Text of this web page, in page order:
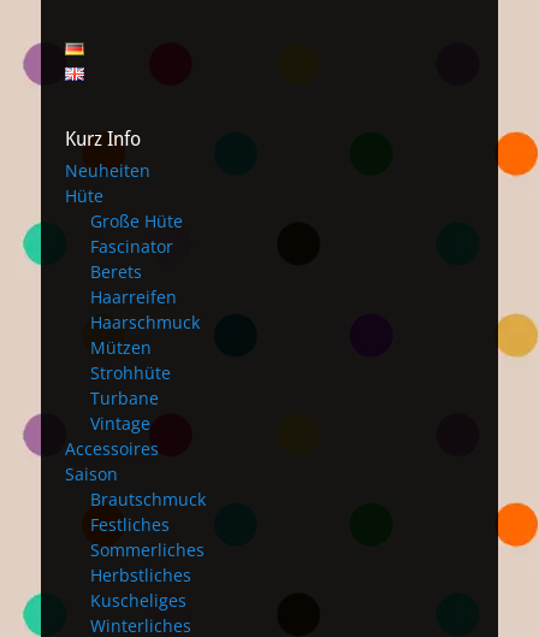
Kurz Info
Neuheiten
Hüte
Große Hüte
Fascinator
Berets
Haarreifen
Haarschmuck
Mützen
Strohhüte
Turbane
Vintage
Accessoires
Saison
Brautschmuck
Festliches
Sommerliches
Herbstliches
Kuscheliges
Winterliches